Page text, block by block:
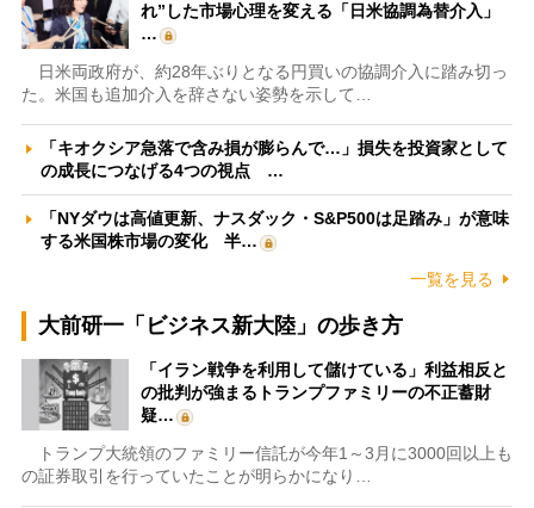
れ”した市場心理を変える「日米協調為替介入」
…
日米両政府が、約28年ぶりとなる円買いの協調介入に踏み切っ
た。米国も追加介入を辞さない姿勢を示して…
「キオクシア急落で含み損が膨らんで…」損失を投資家として
の成長につなげる4つの視点 …
「NYダウは高値更新、ナスダック・S&P500は足踏み」が意味
する米国株市場の変化 半…
一覧を見る
大前研一「ビジネス新大陸」の歩き方
「イラン戦争を利用して儲けている」利益相反と
の批判が強まるトランプファミリーの不正蓄財
疑…
トランプ大統領のファミリー信託が今年1～3月に3000回以上も
の証券取引を行っていたことが明らかになり…